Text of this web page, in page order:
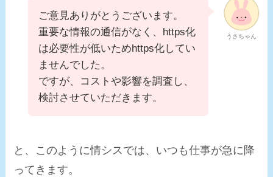
うさちゃん
ご意見ありがとうございます。
重要な情報の通信がなく、https化
は必要性が低いためhttps化してい
ませんでした。
ですが、コストや影響を調査し、
検討させていただきます。
と、このように情シスでは、いつも仕事が急に降
ってきます。